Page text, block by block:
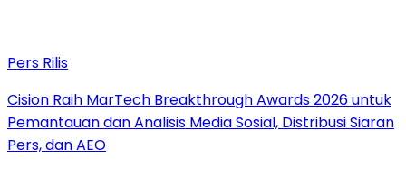
Pers Rilis
Cision Raih MarTech Breakthrough Awards 2026 untuk
Pemantauan dan Analisis Media Sosial, Distribusi Siaran
Pers, dan AEO